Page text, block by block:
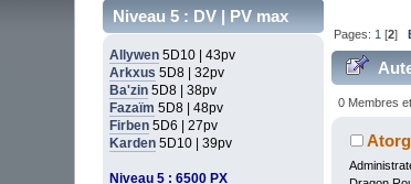
Niveau 5 : DV | PV max
Allywen 5D10 | 43pv
Arkxus 5D8 | 32pv
Ba'zin 5D8 | 38pv
Fazaïm 5D8 | 48pv
Firben 5D6 | 27pv
Karden 5D10 | 39pv
Niveau 5 : 6500 PX
Pages: 1 [2]
0 Membres